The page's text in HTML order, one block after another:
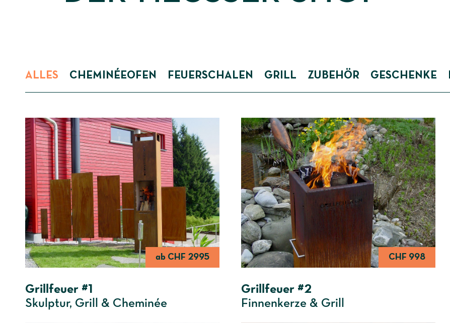
SHOP
ALLES CHEMINÉEOFEN FEUERSCHALEN GRILL ZUBEHÖR GESCHENKE
ab CHF 2995
Grillfeuer #1
Skulptur, Grill & Cheminée
CHF 998
Grillfeuer #2
Finnenkerze & Grill